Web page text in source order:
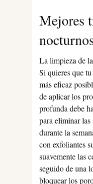
Mejores
La limpieza de
Si quieres que
más eficaz
de aplicar los
profunda debe
para eliminar las
durante la
con exfoliantes
suavemente las
seguido de una
bloquear los